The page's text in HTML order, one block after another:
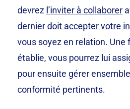
devrez l’inviter à collaborer
dernierdoit accepter votre
vous soyez en relation. Une
établie, vous pourrez lui
pour ensuite gérer
conformité pertinents.